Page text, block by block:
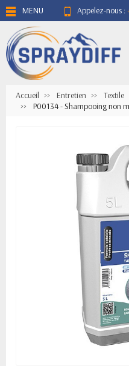
MENU Appelez-nous :
Accueil Entretien
Textile
P00134 - Shampooing non